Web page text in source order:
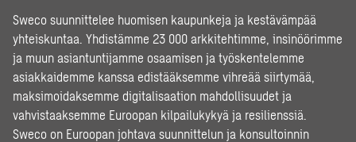
Sweco suunnittelee huomisen kaupunkeja ja kestävämpää
yhteiskuntaa. Yhdistämme 23 000 arkkitehtimme, insinöörimme
ja muun asiantuntijamme osaamisen ja työskentelemme
asiakkaidemme kanssa edistääksemme vihreää siirtymää,
maksimoidaksemme digitalisaation mahdollisuudet ja
vahvistaaksemme Euroopan kilpailukykyä ja resilienssiä.
Sweco on Euroopan johtava suunnittelun ja konsultoinnin